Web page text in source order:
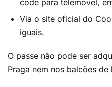
code para telemóvel,
Via o site oficial do
iguais.
O passe não pode ser
Praga nem nos balcões de